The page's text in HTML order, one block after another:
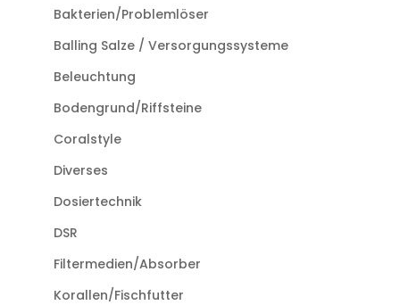
Produktseite
werden
Bakterien/Problemlöser
Balling Salze / Versorgungssysteme
Beleuchtung
Bodengrund/Riffsteine
Coralstyle
Diverses
Dosiertechnik
DSR
Filtermedien/Absorber
Korallen/Fischfutter